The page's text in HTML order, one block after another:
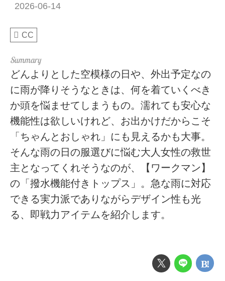
2026-06-14
CC
どんよりとした空模様の日や、外出予定なの
に雨が降りそうなときは、何を着ていくべき
か頭を悩ませてしまうもの。濡れても安心な
機能性は欲しいけれど、お出かけだからこそ
「ちゃんとおしゃれ」にも見えるかも大事。
そんな雨の日の服選びに悩む大人女性の救世
主となってくれそうなのが、【ワークマン】
の「撥水機能付きトップス」。急な雨に対応
できる実力派でありながらデザイン性も光
る、即戦力アイテムを紹介します。